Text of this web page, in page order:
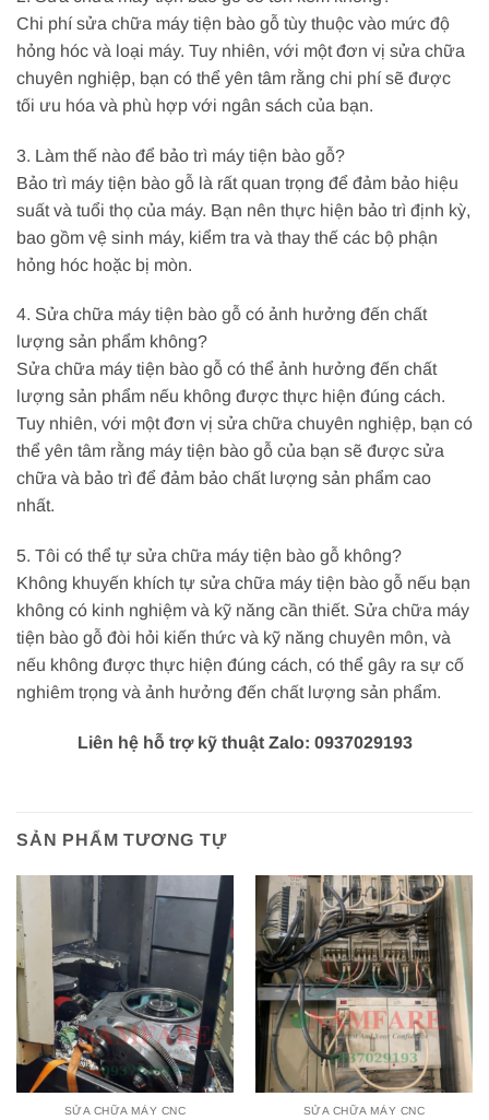
Chi phí sửa chữa máy tiện bào gỗ tùy thuộc vào mức độ
hỏng hóc và loại máy. Tuy nhiên, với một đơn vị sửa chữa
chuyên nghiệp, bạn có thể yên tâm rằng chi phí sẽ được
tối ưu hóa và phù hợp với ngân sách của bạn.
3. Làm thế nào để bảo trì máy tiện bào gỗ?
Bảo trì máy tiện bào gỗ là rất quan trọng để đảm bảo hiệu
suất và tuổi thọ của máy. Bạn nên thực hiện bảo trì định kỳ,
bao gồm vệ sinh máy, kiểm tra và thay thế các bộ phận
hỏng hóc hoặc bị mòn.
4. Sửa chữa máy tiện bào gỗ có ảnh hưởng đến chất
lượng sản phẩm không?
Sửa chữa máy tiện bào gỗ có thể ảnh hưởng đến chất
lượng sản phẩm nếu không được thực hiện đúng cách.
Tuy nhiên, với một đơn vị sửa chữa chuyên nghiệp, bạn có
thể yên tâm rằng máy tiện bào gỗ của bạn sẽ được sửa
chữa và bảo trì để đảm bảo chất lượng sản phẩm cao
nhất.
5. Tôi có thể tự sửa chữa máy tiện bào gỗ không?
Không khuyến khích tự sửa chữa máy tiện bào gỗ nếu bạn
không có kinh nghiệm và kỹ năng cần thiết. Sửa chữa máy
tiện bào gỗ đòi hỏi kiến thức và kỹ năng chuyên môn, và
nếu không được thực hiện đúng cách, có thể gây ra sự cố
nghiêm trọng và ảnh hưởng đến chất lượng sản phẩm.
Liên hệ hỗ trợ kỹ thuật Zalo: 0937029193
SẢN PHẨM TƯƠNG TỰ
SỬA CHỮA MÁY CNC SỬA CHỮA MÁY CNC